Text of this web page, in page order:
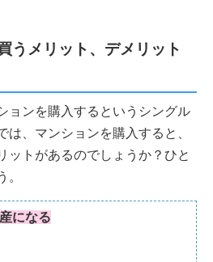
メリット、デメリット
ョンを購入するというシングル
は、マンションを購入すると、
ットがあるのでしょうか？ひと
。
になる